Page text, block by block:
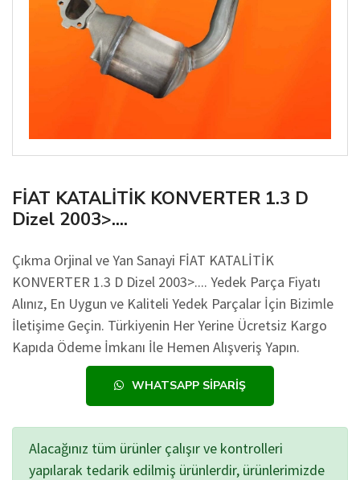
FİAT KATALİTİK KONVERTER 1.3 D
Dizel 2003>....
Çıkma Orjinal ve Yan Sanayi FİAT KATALİTİK
KONVERTER 1.3 D Dizel 2003>.... Yedek Parça Fiyatı
Alınız, En Uygun ve Kaliteli Yedek Parçalar İçin Bizimle
İletişime Geçin. Türkiyenin Her Yerine Ücretsiz Kargo
Kapıda Ödeme İmkanı İle Hemen Alışveriş Yapın.
WHATSAPP SIPARIŞ
Alacağınız tüm ürünler çalışır ve kontrolleri
yapılarak tedarik edilmiş ürünlerdir, ürünlerimizde